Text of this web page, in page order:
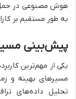
هوش مصنوعی در حمل
به طور مستقیم بر
پیش‌بینی
یکی از مهم‌ترین
مسیرهای بهینه و
تحلیل داده‌های